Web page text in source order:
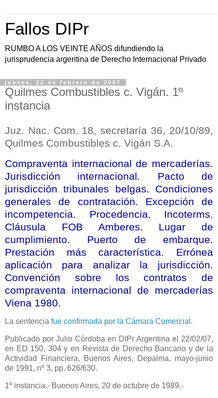
Fallos DIPr
RUMBO A LOS VEINTE AÑOS difundiendo la
jurisprudencia argentina de Derecho Internacional Privado
jueves, 22 de febrero de 2007
Quilmes Combustibles c. Vigán. 1º
instancia
Juz. Nac. Com. 18, secretaría 36, 20/10/89,
Quilmes Combustibles c. Vigán S.A.
Compraventa internacional de mercaderías.
Jurisdicción internacional. Pacto de
jurisdicción tribunales belgas. Condiciones
generales de contratación. Excepción de
incompetencia. Procedencia. Incoterms.
Cláusula FOB Amberes. Lugar de
cumplimiento. Puerto de embarque.
Prestación más característica. Errónea
aplicación para analizar la jurisdicción.
Convención sobre los contratos de
compraventa internacional de mercaderías
Viena 1980.
La sentencia fue confirmada por la Cámara Comercial .
Publicado por Julio Córdoba en DIPr Argentina el 22/02/07,
en ED 150, 304 y en Revista de Derecho Bancario y de la
Actividad Financiera, Buenos Aires, Depalma, mayo-junio
de 1991, nº 3, pp. 626/630.
1º instancia.- Buenos Aires, 20 de octubre de 1989.-